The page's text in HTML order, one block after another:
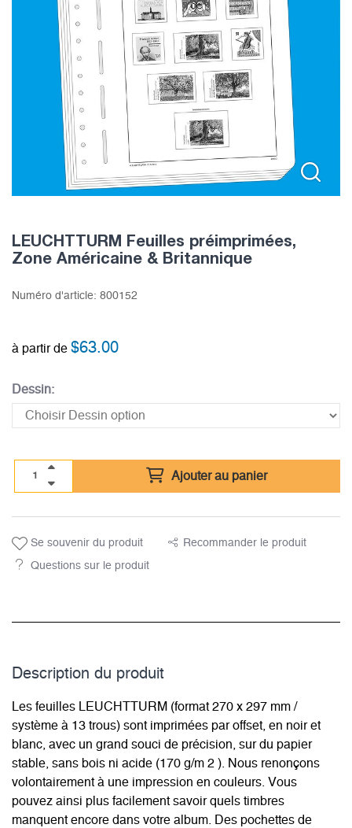
LEUCHTTURM Feuilles préimprimées,
Zone Américaine & Britannique
Numéro d'article: 800152
à partir de $63.00
Dessin:
Ajouter au panier
Se souvenir du produit Recommander le produit
Questions sur le produit
Description du­ produit
Les feuilles LEUCHTTURM (format 270 x 297 mm /
système à 13 trous) sont imprimées par offset, en noir et
blanc, avec un grand souci de précision, sur du papier
stable, sans bois ni acide (170 g/m 2 ). Nous renonçons
volontairement à une impression en couleurs. Vous
pouvez ainsi plus facilement savoir quels timbres
manquent encore dans votre album. Des pochettes de